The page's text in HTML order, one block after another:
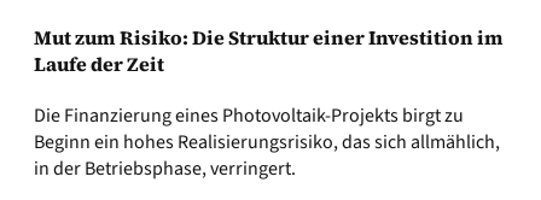
Mut zum Risiko: Die Struktur einer Investition im
Laufe der Zeit
Die Finanzierung eines Photovoltaik-Projekts birgt zu
Beginn ein hohes Realisierungsrisiko, das sich allmählich,
in der Betriebsphase, verringert.